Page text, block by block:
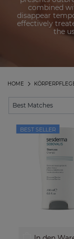
combined
disappear
effectively
the
HOME
BEST SELLER